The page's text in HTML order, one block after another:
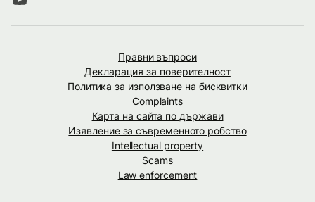
Правни въпроси
Декларация за поверителност
Политика за използване на бисквитки
Complaints
Карта на сайта по държави
Изявление за съвременното робство
Intellectual property
Scams
Law enforcement